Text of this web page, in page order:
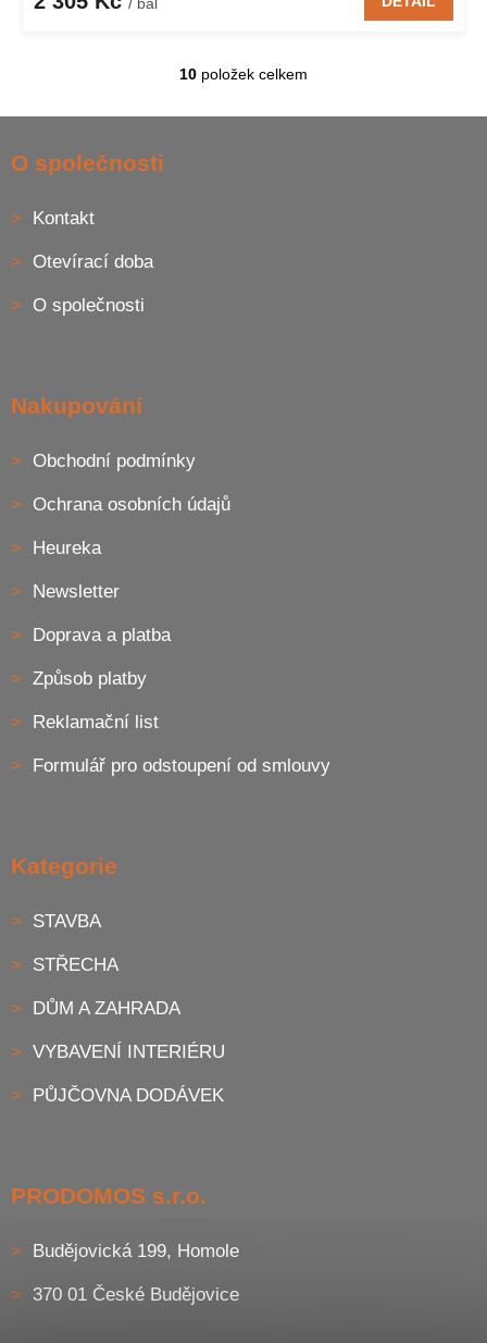
O
10 položek celkem
O společnosti
Kontakt
Otevírací doba
O společnosti
Nakupování
Obchodní podmínky
Ochrana osobních údajů
Heureka
Newsletter
Doprava a platba
Způsob platby
Reklamační list
Formulář pro odstoupení od smlouvy
Kategorie
STAVBA
STŘECHA
DŮM A ZAHRADA
VYBAVENÍ INTERIÉRU
PŮJČOVNA DODÁVEK
PRODOMOS s.r.o.
Budějovická 199, Homole
370 01 České Budějovice